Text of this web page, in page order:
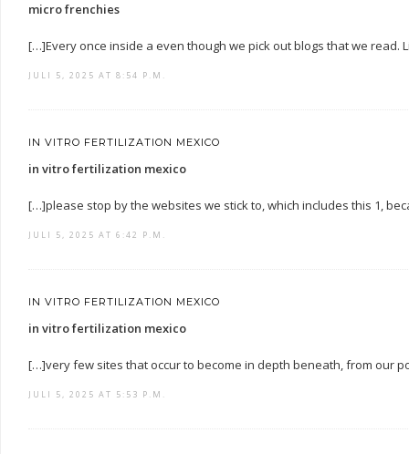
micro frenchies
[…]Every once inside a even though we pick out blogs that we
JULI 5, 2025 AT 8:54 P.M.
IN VITRO FERTILIZATION MEXICO
in vitro fertilization mexico
[…]please stop by the websites we stick to, which includes this 1,
JULI 5, 2025 AT 6:42 P.M.
IN VITRO FERTILIZATION MEXICO
in vitro fertilization mexico
[…]very few sites that occur to become in depth beneath, from our
JULI 5, 2025 AT 5:53 P.M.